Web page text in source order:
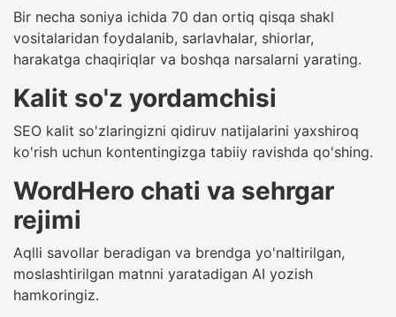
Bir necha soniya ichida 70 dan ortiq qisqa shakl
vositalaridan foydalanib, sarlavhalar, shiorlar,
harakatga chaqiriqlar va boshqa narsalarni yarating.
Kalit so'z yordamchisi
SEO kalit so'zlaringizni qidiruv natijalarini yaxshiroq
ko'rish uchun kontentingizga tabiiy ravishda qo'shing.
WordHero chati va sehrgar
rejimi
Aqlli savollar beradigan va brendga yo'naltirilgan,
moslashtirilgan matnni yaratadigan AI yozish
hamkoringiz.